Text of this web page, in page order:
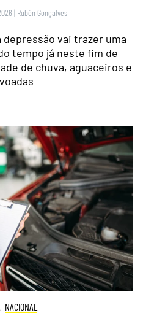
| Rubén Gonçalves
depressão vai trazer uma
tempo já neste fim de
de chuva, aguaceiros e
, NACIONAL